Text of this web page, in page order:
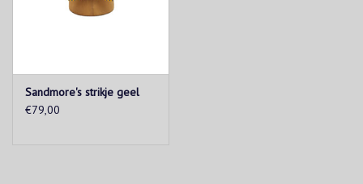
Sandmore's strikje geel
€79,00